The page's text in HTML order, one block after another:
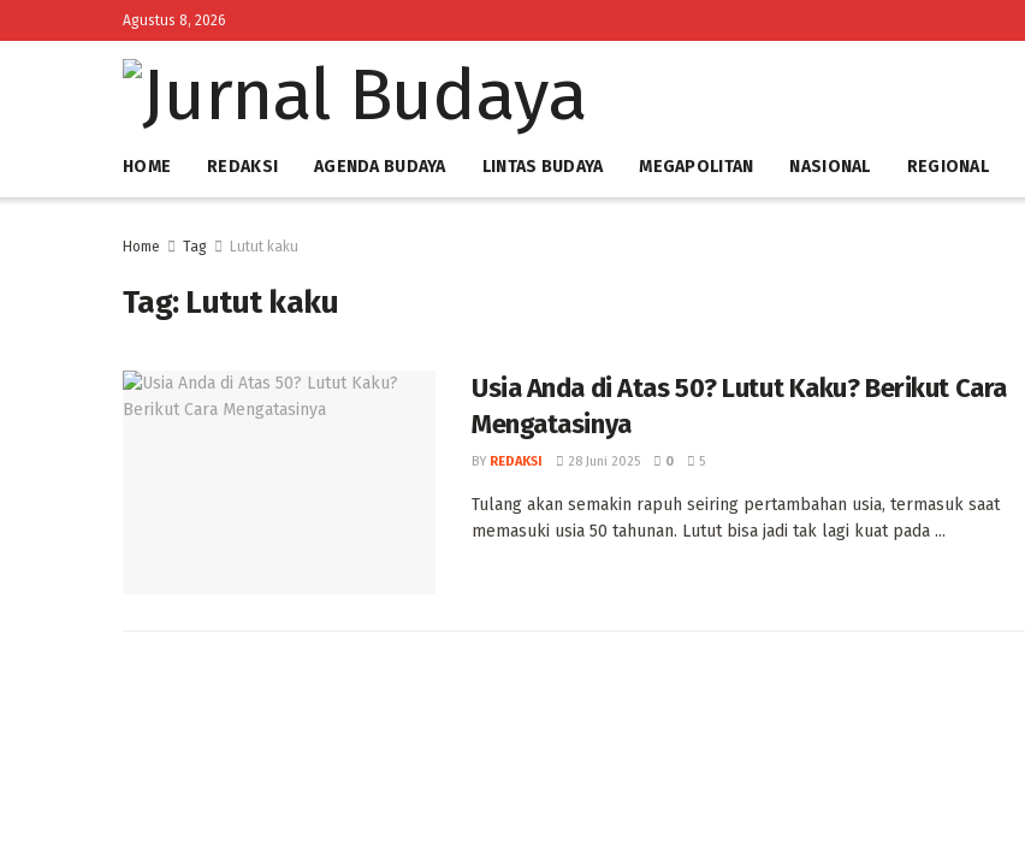
Agustus 8, 2026
HOME REDAKSI AGENDA BUDAYA LINTAS BUDAYA MEGAPOLITAN NASIONAL REGIONAL
Home Tag Lutut kaku
Tag: Lutut kaku
Usia Anda di Atas 50? Lutut Kaku? Berikut Cara
Mengatasinya
BY REDAKSI 28 Juni 2025 0 5
‎Tulang akan semakin rapuh seiring pertambahan usia, termasuk saat
memasuki usia 50 tahunan. Lutut bisa jadi tak lagi kuat pada ...